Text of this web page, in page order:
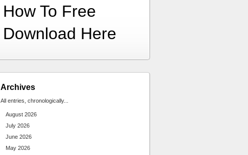
How To Free
Download Here
Archives
All entries, chronologically...
August 2026
July 2026
June 2026
May 2026